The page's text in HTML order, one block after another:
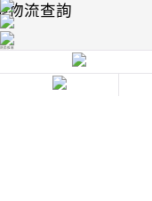
▹物流查詢
熱銷推薦